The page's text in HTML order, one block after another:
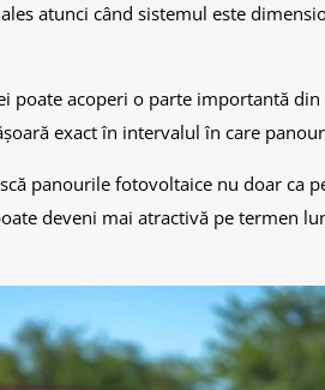
atunci când sistemul este
poate acoperi o parte importantă
exact în intervalul în care
panourile fotovoltaice nu doar ca
deveni mai atractivă pe termen